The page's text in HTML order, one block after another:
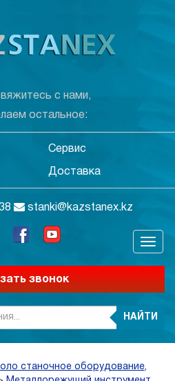
с нами,
остальное:
Сервис
Доставка
stanki@kazstanex.kz
звонок
НАЙТИ
станочное оборудование,